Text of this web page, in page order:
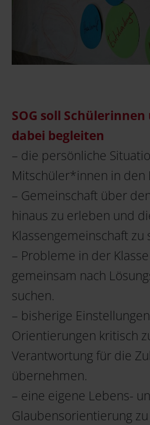
SOG soll
dabei begleiten
– die persönliche
Mitschüler*innen in den
– Gemeinschaft über
hinaus zu erleben und
Klassengemeinschaft zu
– Probleme in der
gemeinsam nach
suchen.
– bisherige
Orientierungen kritisch
Verantwortung für die
übernehmen.
– eine eigene Lebens-
Glaubensorientierung